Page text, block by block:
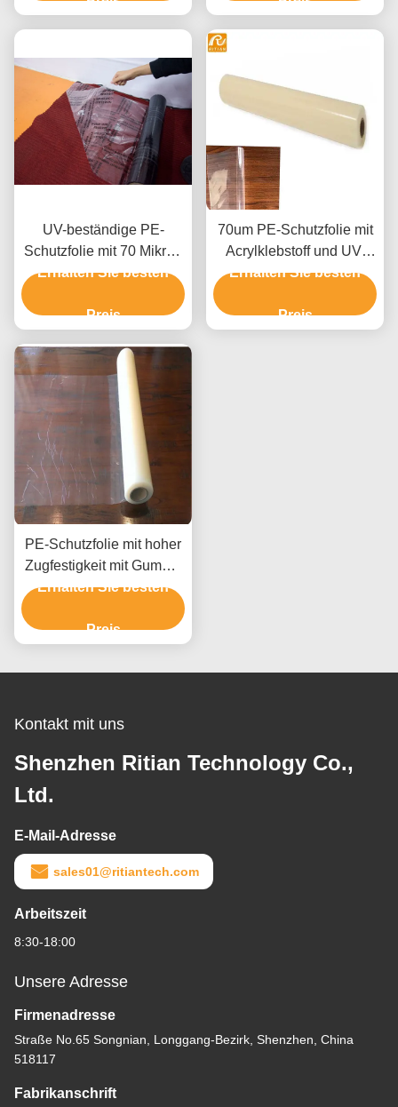
UV-beständige PE-
Schutzfolie mit 70 Mikron
Dicke und Acryl- oder
und Automobilschutz
Erhalten Sie besten
Preis
70um PE-Schutzfolie mit
Acrylklebstoff und UV-
Widerstand für Teppich-
Fahrzeugoberflächenschutz
Erhalten Sie besten
Preis
PE-Schutzfolie mit hoher
Zugfestigkeit mit Gummi-
Klebstoff zum Schutz der
Rückstände
Erhalten Sie besten
Preis
Kontakt mit uns
Shenzhen Ritian Technology Co.,
Ltd.
E-Mail-Adresse
sales01@ritiantech.com
Arbeitszeit
8:30-18:00
Unsere Adresse
Firmenadresse
Straße No.65 Songnian, Longgang-Bezirk, Shenzhen, China
518117
Fabrikanschrift